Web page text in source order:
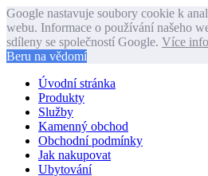
Google nastavuje soubory cookie k
webu. Informace o používání našeho
sdíleny se společností Google. Více
Beru na vědomí
Úvodní stránka
Produkty
Služby
Kamenný obchod
Obchodní podmínky
Jak nakupovat
Ubytování